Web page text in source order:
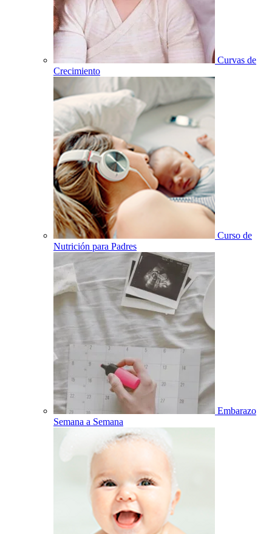
Curvas de
Crecimiento
Curso de
Nutrición para Padres
Embarazo
Semana a Semana